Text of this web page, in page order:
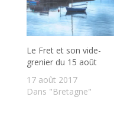
Le Fret et son vide-
grenier du 15 août
17 août 2017
Dans "Bretagne"